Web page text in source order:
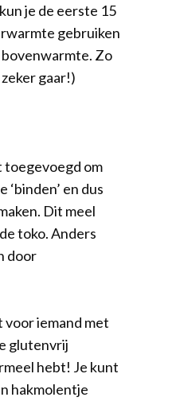
je de eerste 15
gebruiken
Zo
gaar!)
toegevoegd om
en dus
Dit meel
toko. Anders
door
voor iemand met
glutenvrij
hebt! Je kunt
hakmolentje